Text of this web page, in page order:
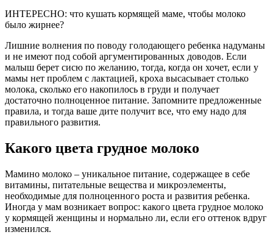
ИНТЕРЕСНО: что кушать кормящей маме, чтобы молоко
было жирнее?
Лишние волнения по поводу голодающего ребенка надуманы
и не имеют под собой аргументированных доводов. Если
малыш берет сисю по желанию, тогда, когда он хочет, если у
мамы нет проблем с лактацией, кроха высасывает столько
молока, сколько его накопилось в груди и получает
достаточно полноценное питание. Запомните предложенные
правила, и тогда ваше дите получит все, что ему надо для
правильного развития.
Какого цвета грудное молоко
Мамино молоко – уникальное питание, содержащее в себе
витамины, питательные вещества и микроэлементы,
необходимые для полноценного роста и развития ребенка.
Иногда у мам возникает вопрос: какого цвета грудное молоко
у кормящей женщины и нормально ли, если его оттенок вдруг
изменился.